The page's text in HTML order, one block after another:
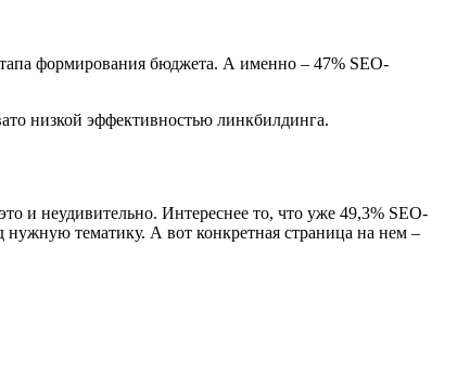
формирования бюджета. А именно – 47% SEO-
низкой эффективностью линкбилдинга.
и неудивительно. Интереснее то, что уже 49,3% SEO-
тематику. А вот конкретная страница на нем –